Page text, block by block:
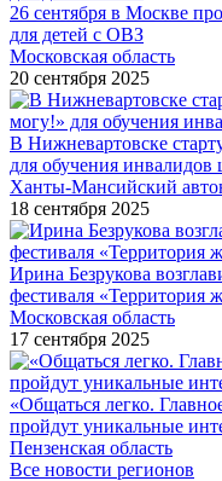
26 сентября в Москве
для детей с ОВЗ
Московская область
20 сентября 2025
В Нижневартовске
для обучения
Ханты-Мансийский
18 сентября 2025
Ирина Безрукова
фестиваля «Территория
Московская область
17 сентября 2025
«Общаться легко.
пройдут уникальные
Пензенская область
Все новости регионов